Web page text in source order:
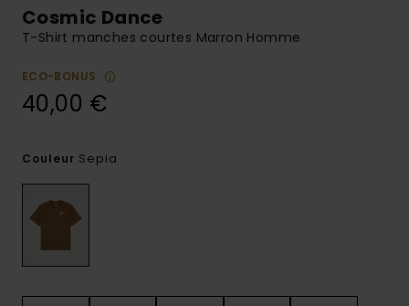
Cosmic Dance
T-Shirt manches courtes Marron Homme
ECO-BONUS
40,00 €
Couleur Sepia